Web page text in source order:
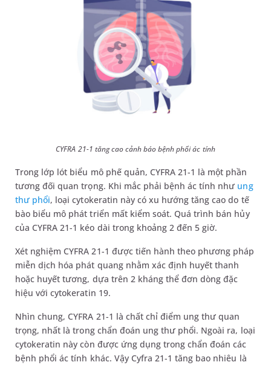
CYFRA 21-1 tăng cao cảnh báo bệnh phổi ác tính
Trong lớp lót biểu mô phế quản, CYFRA 21-1 là một phần
tương đối quan trọng. Khi mắc phải bệnh ác tính như ung
thư phổi, loại cytokeratin này có xu hướng tăng cao do tế
bào biểu mô phát triển mất kiểm soát. Quá trình bán hủy
của CYFRA 21-1 kéo dài trong khoảng 2 đến 5 giờ.
Xét nghiệm CYFRA 21-1 được tiến hành theo phương pháp
miễn dịch hóa phát quang nhằm xác định huyết thanh
hoặc huyết tương, dựa trên 2 kháng thể đơn dòng đặc
hiệu với cytokeratin 19.
Nhìn chung, CYFRA 21-1 là chất chỉ điểm ung thư quan
trọng, nhất là trong chẩn đoán ung thư phổi. Ngoài ra, loại
cytokeratin này còn được ứng dụng trong chẩn đoán các
bệnh phổi ác tính khác. Vậy Cyfra 21-1 tăng bao nhiêu là